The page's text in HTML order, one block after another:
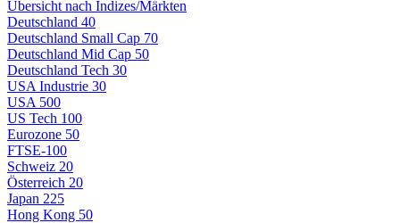
Übersicht nach Indizes/Märkten
Deutschland 40
Deutschland Small Cap 70
Deutschland Mid Cap 50
Deutschland Tech 30
USA Industrie 30
USA 500
US Tech 100
Eurozone 50
FTSE-100
Schweiz 20
Österreich 20
Japan 225
Hong Kong 50